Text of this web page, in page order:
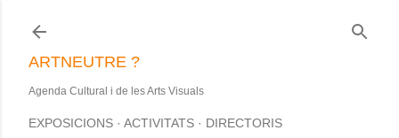
ARTNEUTRE ?
Agenda Cultural i de les Arts Visuals
EXPOSICIONS ACTIVITATS DIRECTORIS